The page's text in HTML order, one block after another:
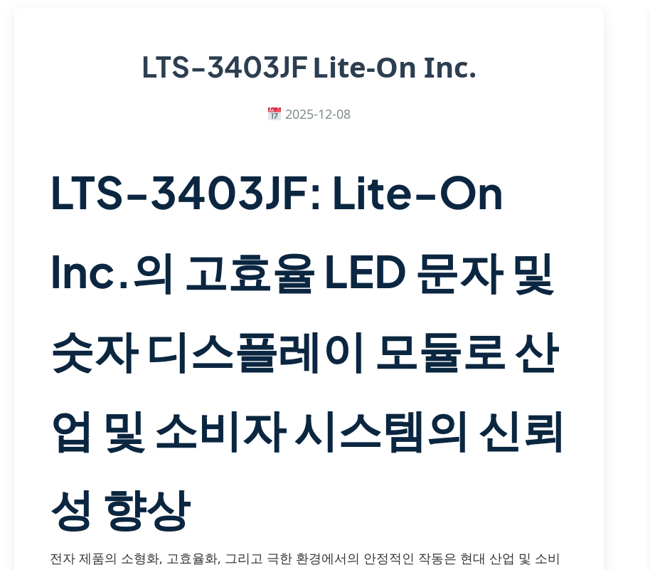
LTS-3403JFLite-On Inc.
2025-12-08
LTS-3403JF: Lite-On
Inc.의 고효율 LED 문자 및
숫자 디스플레이 모듈로 산
업 및 소비자 시스템의 신뢰
성 향상
전자 제품의 소형화, 고효율화, 그리고 극한 환경에서의 안정적인 작동은 현대 산업 및 소비